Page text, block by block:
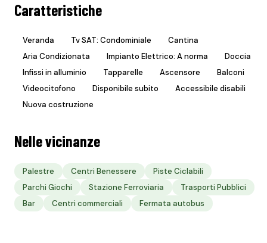
Caratteristiche
Veranda Tv SAT: Condominiale
Cantina
Aria Condizionata
Impianto Elettrico: A norma
Doccia
Infissi in alluminio
Tapparelle Ascensore
Balconi
Videocitofono
Disponibile subito
Accessibile disabili
Nuova costruzione
Nelle vicinanze
Palestre Centri Benessere
Piste Ciclabili
Parchi Giochi
Stazione Ferroviaria
Trasporti Pubblici
Bar
Centri commerciali Fermata autobus